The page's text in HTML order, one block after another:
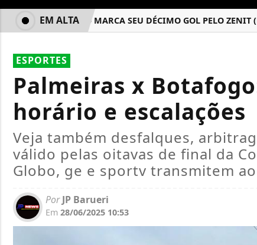
PEDRINHO MARCA SEU DÉCIMO GOL PELO ZENIT
EM ALTA
ESPORTES
Palmeiras x
horário e escalações
Veja também desfalques,
válido pelas oitavas de final da
Globo, ge e sportv transmitem
PorJP Barueri
Em 28/06/2025 10:53